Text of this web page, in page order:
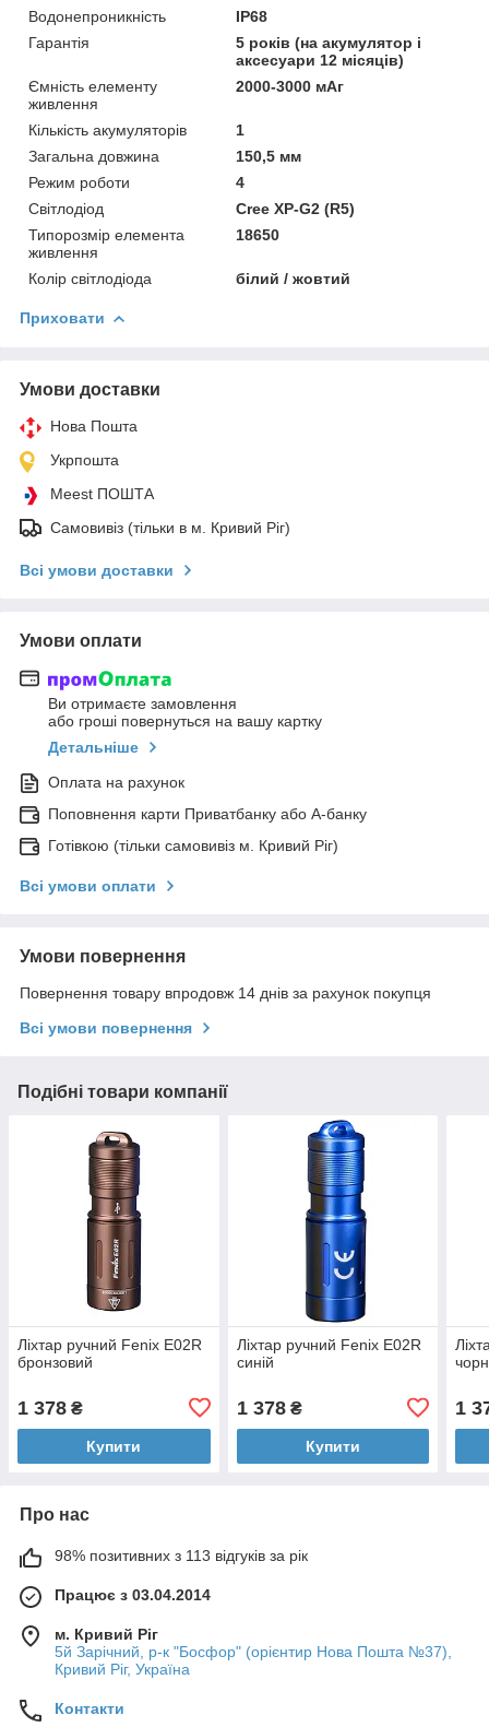
Водонепроникність
IP68
Гарантія
5 років (на акумулятор і
аксесуари 12 місяців)
Ємність елементу
живлення
2000-3000 мАг
Кількість акумуляторів
1
Загальна довжина
150,5 мм
Режим роботи
4
Світлодіод
Cree XP-G2 (R5)
Типорозмір елемента
живлення
18650
Колір світлодіода білий / жовтий
Приховати
Умови доставки
Нова Пошта
Укрпошта
Meest ПОШТА
Самовивіз (тільки в м. Кривий Ріг)
Всі умови доставки
Умови оплати
Ви отримаєте замовлення
або гроші повернуться на вашу картку
Детальніше
Оплата на рахунок
Поповнення карти Приватбанку або А-банку
Готівкою (тільки самовивіз м. Кривий Ріг)
Всі умови оплати
Умови повернення
Повернення товару впродовж 14 днів за рахунок покупця
Всі умови повернення
Подібні товари компанії
Ліхтар ручний Fenix E02R
бронзовий
1 378 ₴
Купити
Ліхтар ручний Fenix E02R
синій
1 378₴
Купити
1
Про нас
98% позитивних з 113 відгуків за рік
Працює з 03.04.2014
м. Кривий Ріг
5й Зарічний, р-к "Босфор" (орієнтир Нова Пошта №37),
Кривий Ріг, Україна
Контакти